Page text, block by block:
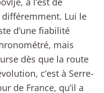
Lui le
d’une fiabilité
mais
dès que la route
c’est à Serre-
de France, qu’il a